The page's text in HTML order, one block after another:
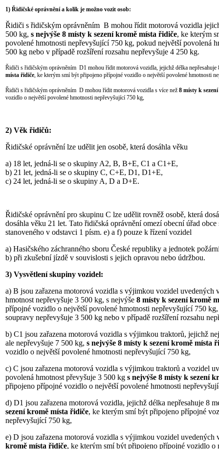
1) Řidičské oprávnění a kolik je možno vozit osob:
Řidiči s řidičským oprávněním B mohou řídit motorová vozidla
500 kg, s nejvýše 8 místy k sezení kromě místa řidiče, ke kterým
povolené hmotnosti nepřevyšující 750 kg, pokud největší povolená
500 kg nebo v případě rozšíření rozsahu nepřevyšuje 4 250 kg.
Řidiči s řidičským oprávněním D1 mohou řídit motorová vozidla, jejichž délka nepřesahuje
místa řidiče, ke kterým smí být připojeno přípojné vozidlo o největší povolené hmotnosti
Řidiči s řidičským oprávněním D mohou řídit motorová vozidla s více než 8 místy k
vozidlo o největší povolené hmotnosti nepřevyšující 750 kg,
2) Věk řidičů:
Řidičské oprávnění lze udělit jen osobě, která dosáhla věku
a) 18 let, jedná-li se o skupiny A2, B, B+E, C1 a C1+E,
b) 21 let, jedná-li se o skupiny C, C+E, D1, D1+E,
c) 24 let, jedná-li se o skupiny A, D a D+E.
Řidičské oprávnění pro skupinu C lze udělit rovněž osobě, která
dosáhla věku 21 let. Tato řidičská oprávnění omezí obecní úřad
stanoveného v odstavci 1 písm. e) a f) pouze k řízení vozidel
a) Hasičského záchranného sboru České republiky a jednotek
b) při zkušební jízdě v souvislosti s jejich opravou nebo údržbou.
3) Vysvětlení skupiny vozidel:
a) B jsou zařazena motorová vozidla s výjimkou vozidel uvedených
hmotnost nepřevyšuje 3 500 kg, s nejvýše 8 místy k sezení kromě
přípojné vozidlo o největší povolené hmotnosti nepřevyšující 750
soupravy nepřevyšuje 3 500 kg nebo v případě rozšíření rozsahu
b) C1 jsou zařazena motorová vozidla s výjimkou traktorů, jejichž
ale nepřevyšuje 7 500 kg, s nejvýše 8 místy k sezení kromě místa
vozidlo o největší povolené hmotnosti nepřevyšující 750 kg,
c) C jsou zařazena motorová vozidla s výjimkou traktorů a vozidel
povolená hmotnost převyšuje 3 500 kg s nejvýše 8 místy k sezení
připojeno přípojné vozidlo o největší povolené hmotnosti
d) D1 jsou zařazena motorová vozidla, jejichž délka nepřesahuje 8
sezení kromě místa řidiče, ke kterým smí být připojeno přípojné
nepřevyšující 750 kg,
e) D jsou zařazena motorová vozidla s výjimkou vozidel uvedených
kromě místa řidiče, ke kterým smí být připojeno přípojné vozidlo